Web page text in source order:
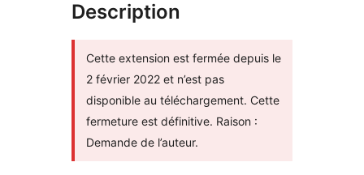
Description
Cette extension est fermée depuis le
2 février 2022 et n’est pas
disponible au téléchargement. Cette
fermeture est définitive. Raison :
Demande de l’auteur.